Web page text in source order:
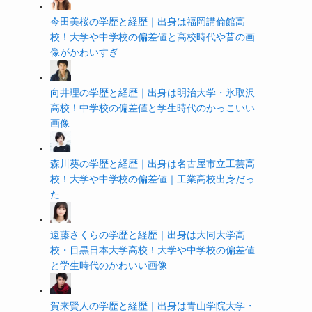
今田美桜の学歴と経歴｜出身は福岡講倫館高
校！大学や中学校の偏差値と高校時代や昔の画
像がかわいすぎ
向井理の学歴と経歴｜出身は明治大学・氷取沢
高校！中学校の偏差値と学生時代のかっこいい
画像
森川葵の学歴と経歴｜出身は名古屋市立工芸高
校！大学や中学校の偏差値｜工業高校出身だっ
た
遠藤さくらの学歴と経歴｜出身は大同大学高
校・目黒日本大学高校！大学や中学校の偏差値
と学生時代のかわいい画像
賀来賢人の学歴と経歴｜出身は青山学院大学・